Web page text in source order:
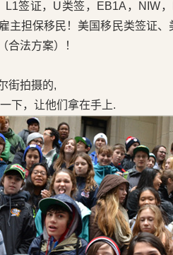
签证，U类签，EB1A，NIW
主担保移民！美国移民类签证、
合法方案）！
街拍摄的,
下，让他们拿在手上.